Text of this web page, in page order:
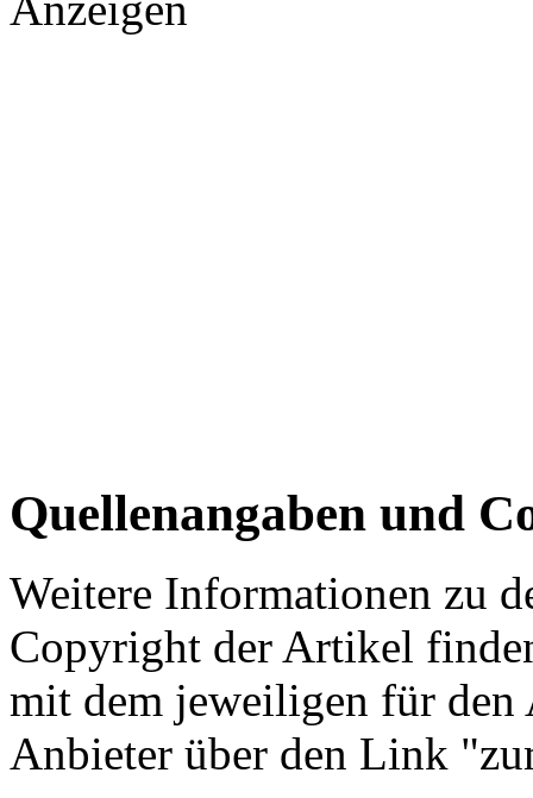
Quellenangaben und
Weitere Informationen zu
Copyright der Artikel
mit dem jeweiligen für
Anbieter über den Link